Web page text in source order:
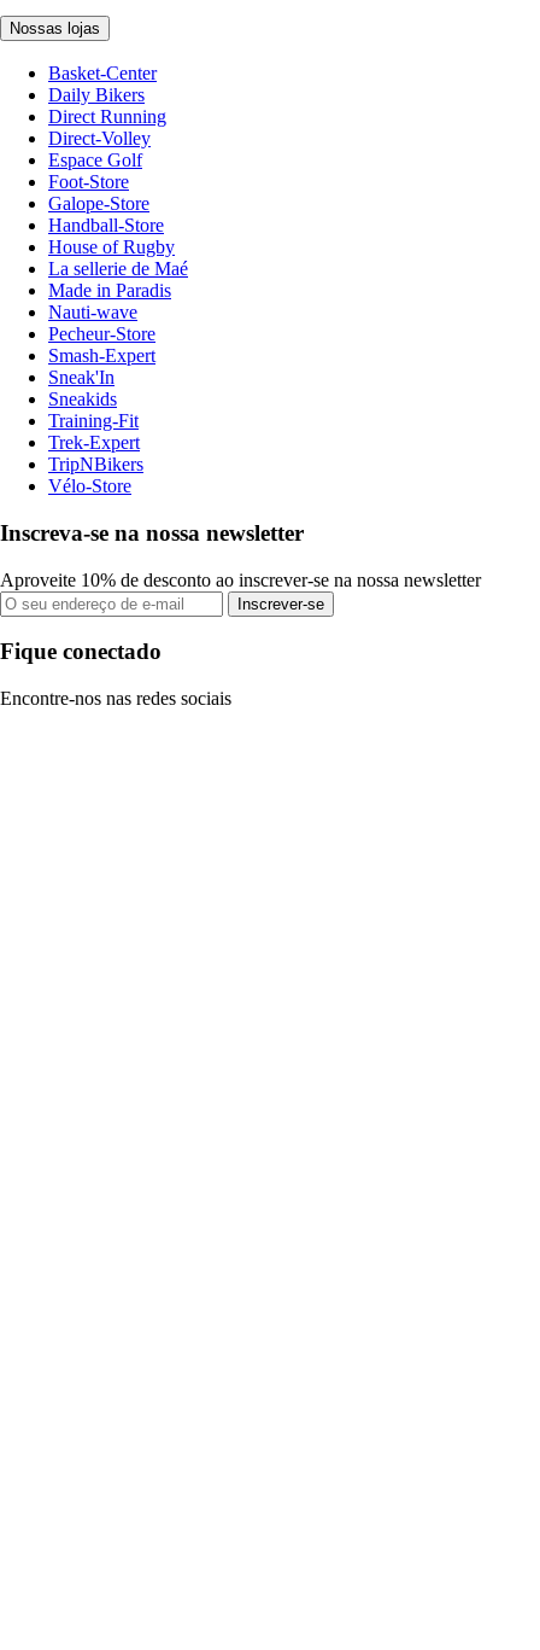
Nossas lojas
Basket-Center
Daily Bikers
Direct Running
Direct-Volley
Espace Golf
Foot-Store
Galope-Store
Handball-Store
House of Rugby
La sellerie de Maé
Made in Paradis
Nauti-wave
Pecheur-Store
Smash-Expert
Sneak'In
Sneakids
Training-Fit
Trek-Expert
TripNBikers
Vélo-Store
Inscreva-se na nossa newsletter
Aproveite 10% de desconto ao inscrever-se na nossa newsletter
Inscrever-se
Fique conectado
Encontre-nos nas redes sociais